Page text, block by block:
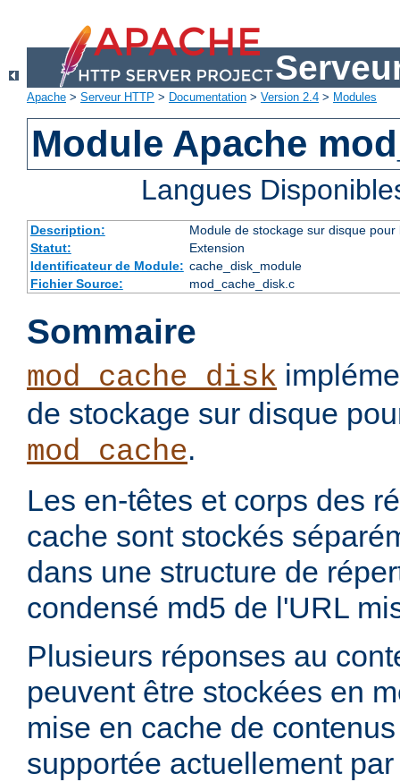
Apache > Serveur HTTP > Documentation > Version 2.4 > Modules
Module Apache
Langues
Description:
Module de stockage sur disque
Statut:
Extension
Identificateur de Module: cache_disk_module
Fichier Source:
mod_cache_disk.c
Sommaire
mod_cache_disk
de stockage sur disque
mod_cache.
Les en-têtes et corps des
cache sont stockés
dans une structure de
condensé md5 de l'URL
Plusieurs réponses au
peuvent être stockées en
mise en cache de
supportée actuellement